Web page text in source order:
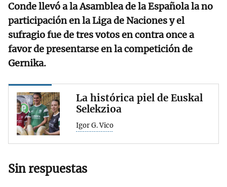
Conde llevó a la Asamblea de la Española la no
participación en la Liga de Naciones y el
sufragio fue de tres votos en contra once a
favor de presentarse en la competición de
Gernika.
La histórica piel de Euskal
Selekzioa
Igor G. Vico
Sin respuestas